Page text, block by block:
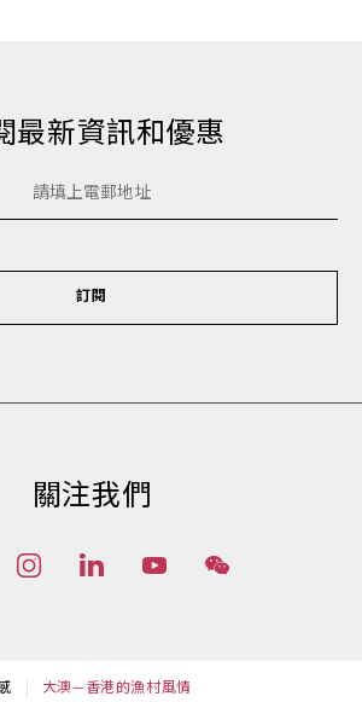
最新資訊和優惠
訂閱
關注我們
大澳—香港的漁村風情